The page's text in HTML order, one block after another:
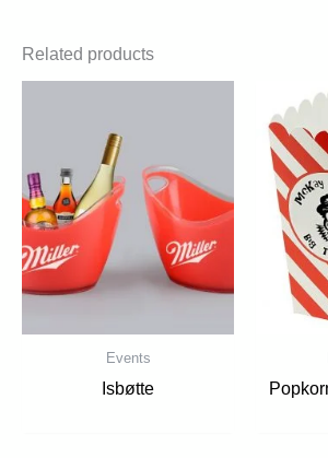
Related products
Events
Isbøtte